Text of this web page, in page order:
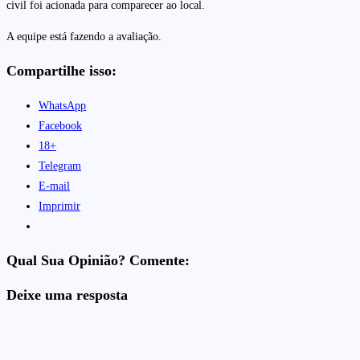
civil foi acionada para comparecer ao local.
A equipe está fazendo a avaliação.
Compartilhe isso:
WhatsApp
Facebook
18+
Telegram
E-mail
Imprimir
Qual Sua Opinião? Comente:
Deixe uma resposta